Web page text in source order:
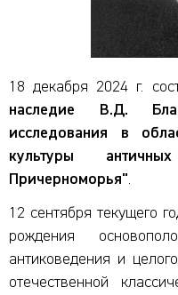
18 декабря 2024 г.
наследие В.Д.
исследования в
культуры
Причерноморья".
12 сентября текущего
рождения
антиковедения и
отечественной